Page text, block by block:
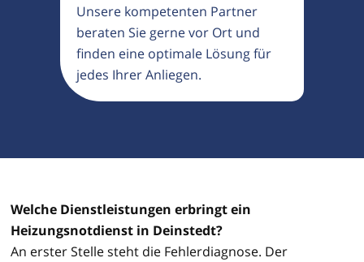
Unsere kompetenten Partner
beraten Sie gerne vor Ort und
finden eine optimale Lösung für
jedes Ihrer Anliegen.
Welche Dienstleistungen erbringt ein
Heizungsnotdienst in Deinstedt?
An erster Stelle steht die Fehlerdiagnose. Der